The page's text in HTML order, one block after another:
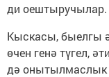
ди оештыручылар.
Кыскасы, быелгы
өчен генә түгел,
дә онытылмаслык